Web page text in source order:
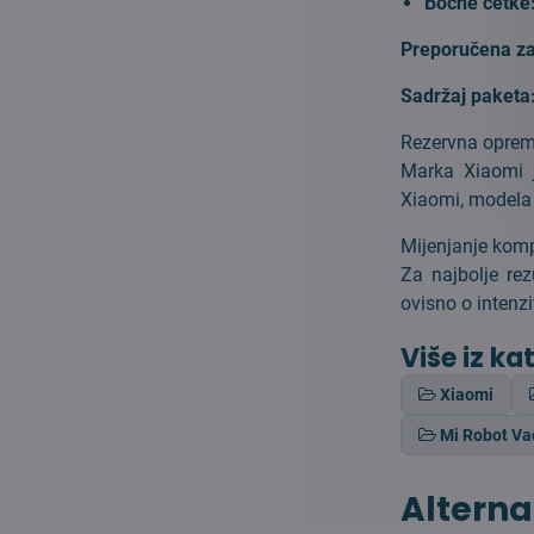
Preporučena
Sadržaj paketa:
Rezervna
Marka Xiaomi
Xiaomi,
Mijenjanje
Za najbolje
ovisno o
Više iz
Xiaomi
Mi Robot